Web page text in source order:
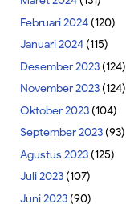
Februari 2024(120)
Januari 2024(115)
Desember 2023(124)
November 2023(124)
Oktober 2023(104)
September 2023(93)
Agustus 2023(125)
Juli 2023(107)
Juni 2023(90)